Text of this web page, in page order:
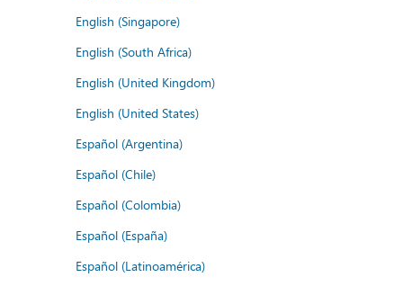
English (Singapore)
English (South Africa)
English (United Kingdom)
English (United States)
Español (Argentina)
Español (Chile)
Español (Colombia)
Español (España)
Español (Latinoamérica)